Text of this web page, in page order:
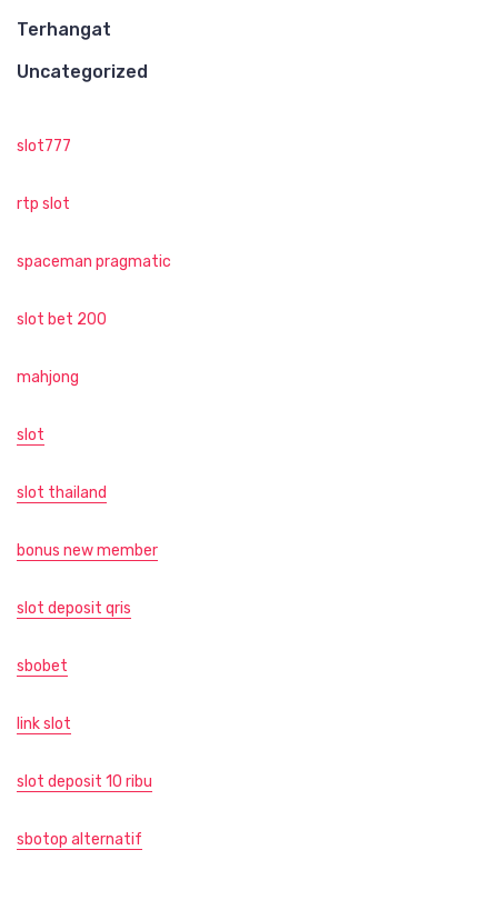
Terhangat
Uncategorized
slot777
rtp slot
spaceman pragmatic
slot bet 200
mahjong
slot
slot thailand
bonus new member
slot deposit qris
sbobet
link slot
slot deposit 10 ribu
sbotop alternatif